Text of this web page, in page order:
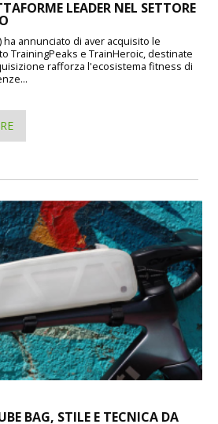
LEADER NEL SETTORE
ha annunciato di aver acquisito le
TrainingPeaks e TrainHeroic, destinate
rafforza l'ecosistema fitness di
BAG, STILE E TECNICA DA